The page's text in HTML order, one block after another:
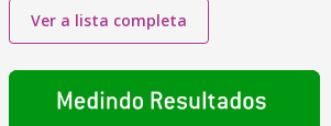
Ver a lista completa